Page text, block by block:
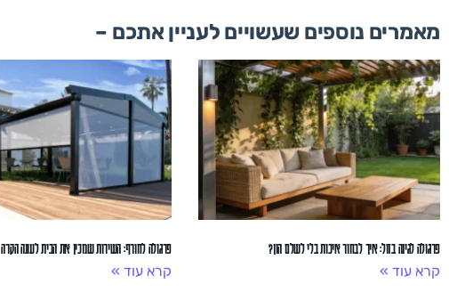
מאמרים נוספים שעשויים לעניין אתכם –
פרגולה לגינה בזול: איך לבחור איכות בלי לשלם הון?
קרא עוד »
פרגולה לחורף: השירות שמכין את הבית לעונה הקרה
קרא עוד »